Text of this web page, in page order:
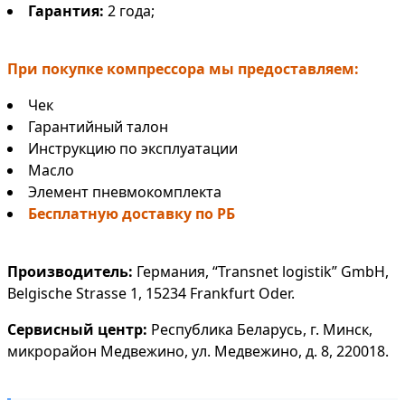
Гарантия: 2 года;
При покупке компрессора мы предоставляем:
Чек
Гарантийный талон
Инструкцию по эксплуатации
Масло
Элемент пневмокомплекта
Бесплатную доставку по РБ
Производитель: Германия, “Transnet logistik” GmbH,
Belgische Strasse 1, 15234 Frankfurt Oder.
Сервисный центр: Республика Беларусь, г. Минск,
микрорайон Медвежино, ул. Медвежино, д. 8, 220018.